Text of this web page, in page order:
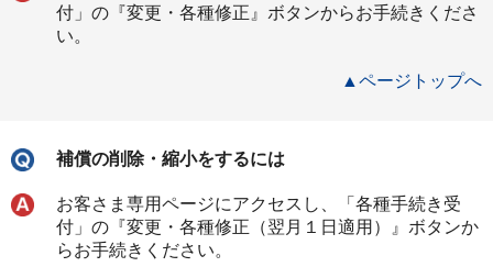
付」の『変更・各種修正』ボタンからお手続きくださ
い。
▲ページトップへ
補償の削除・縮小をするには
お客さま専用ページにアクセスし、「各種手続き受
付」の『変更・各種修正（翌月１日適用）』ボタンか
らお手続きください。